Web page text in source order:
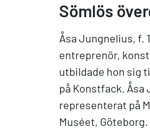
Sömlös
Åsa Jungnelius, f.
entreprenör,
utbildade hon sig
på Konstfack. Åsa
representerat på
Muséet, Göteborg.